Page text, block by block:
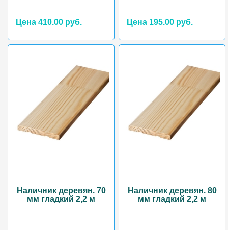
Цена 410.00 руб. Цена 195.00 руб.
Наличник деревян. 70
мм гладкий 2,2 м
Наличник деревян. 80
мм гладкий 2,2 м